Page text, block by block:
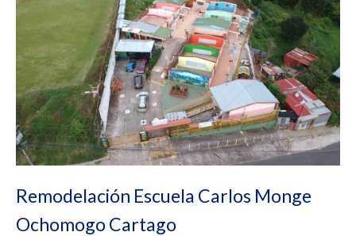
Remodelación Escuela Carlos Monge
Ochomogo Cartago